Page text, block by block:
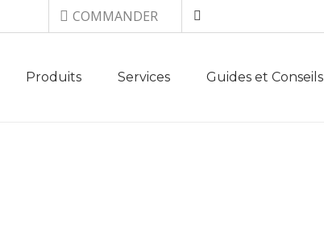
Top menu
COMMANDER
Produits Services Guides et Conseils